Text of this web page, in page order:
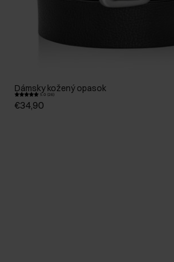
Dámsky kožený opasok
5.0 (26)
€34,90